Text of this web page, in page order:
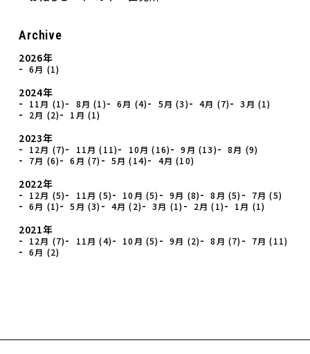
Archive
2026年
6月 (1)
2024年
11月 (1) 8月 (1) 6月 (4) 5月 (3) 4月 (7)
3月 (1)
2月 (2)
1月 (1)
2023年
12月 (7) 11月 (11) 10月 (16) 9月 (13)
8月 (9)
7月 (6)
6月 (7) 5月 (14) 4月 (10)
2022年
12月 (5) 11月 (5) 10月 (5) 9月 (8) 8月 (5)
7月 (5)
6月 (1)
5月 (3) 4月 (2) 3月 (1) 2月 (1) 1月 (1)
2021年
12月 (7) 11月 (4) 10月 (5) 9月 (2) 8月 (7)
7月 (11)
6月 (2)